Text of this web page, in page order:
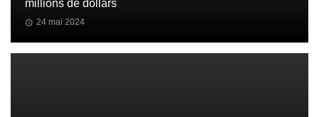
millions de dollars
24 mai 2024